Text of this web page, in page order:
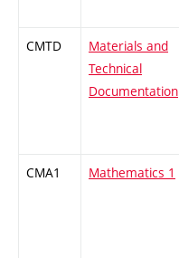
CMTD
Materials and
Technical
Documentation
CMA1 Mathematics 1